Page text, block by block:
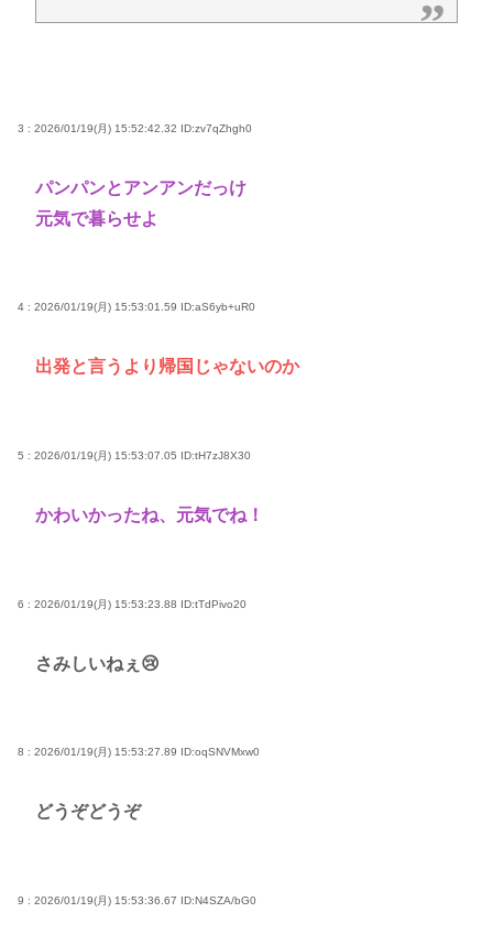
3 : 2026/01/19(月) 15:52:42.32 ID:zv7qZhgh0
パンパンとアンアンだっけ
元気で暮らせよ
4 : 2026/01/19(月) 15:53:01.59 ID:aS6yb+uR0
出発と言うより帰国じゃないのか
5 : 2026/01/19(月) 15:53:07.05 ID:tH7zJ8X30
かわいかったね、元気でね！
6 : 2026/01/19(月) 15:53:23.88 ID:tTdPivo20
さみしいねぇ😢
8 : 2026/01/19(月) 15:53:27.89 ID:oqSNVMxw0
どうぞどうぞ
9 : 2026/01/19(月) 15:53:36.67 ID:N4SZA/bG0